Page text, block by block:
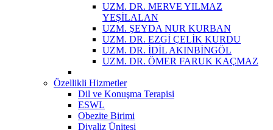
UZM. DR. MERVE YILMAZ
YEŞİLALAN
UZM. ŞEYDA NUR KURBAN
UZM. DR. EZGİ ÇELİK KURDU
UZM. DR. İDİL AKINBİNGÖL
UZM. DR. ÖMER FARUK KAÇMAZ
Özellikli Hizmetler
Dil ve Konuşma Terapisi
ESWL
Obezite Birimi
Diyaliz Ünitesi